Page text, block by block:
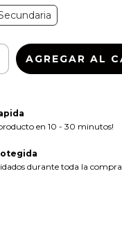
en 10 - 30 minutos!
durante toda la compra.